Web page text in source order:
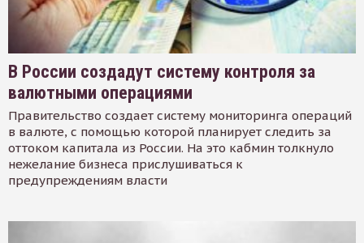
В России создадут систему контроля за
валютными операциями
Правительство создает систему мониторинга операций
в валюте, с помощью которой планирует следить за
оттоком капитала из России. На это кабмин толкнуло
нежелание бизнеса прислушиваться к
предупреждениям власти